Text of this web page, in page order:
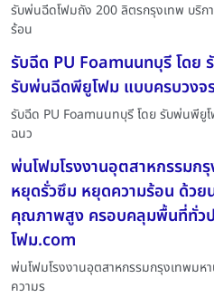
รับพ่นฉีดโฟมถัง 200 ลิตรกรุงเทพ บริ
ร้อน
รับฉีด PU Foamนนทบุรี โดย
รับพ่นฉีดพียูโฟม แบบครบวงจ
รับฉีด PU Foamนนทบุรี โดย รับพ่นพียู
ฉนว
พ่นโฟมโรงงานอุตสาหกรรมก
หยุดรั่วซึม หยุดความร้อน ด้ว
คุณภาพสูง ครอบคลุมพื้นที่ทั่ว
โฟม.com
พ่นโฟมโรงงานอุตสาหกรรมกรุงเทพม
ความร